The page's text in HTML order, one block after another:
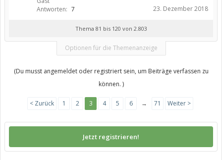
Antworten: 7 23. Dezember 2018
Thema 81 bis 120 von 2.803
Optionen für die Themenanzeige
(Du musst angemeldet oder registriert sein, um Beiträge verfassen zu
können. )
< Zurück 1 2 3 4 5 6 → 71 Weiter >
Jetzt registrieren!